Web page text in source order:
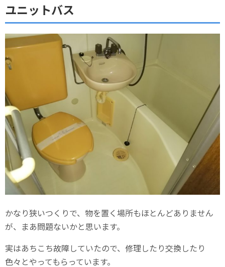
ユニットバス
かなり狭いつくりで、物を置く場所もほとんどありません
が、まあ問題ないかと思います。
実はあちこち故障していたので、修理したり交換したり
色々とやってもらっています。